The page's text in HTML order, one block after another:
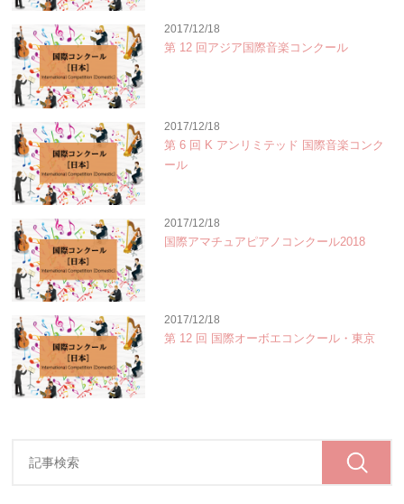
2017/12/18
第 12 回アジア国際音楽コンクール
2017/12/18
第 6 回 K アンリミテッド 国際音楽コンク
ール
2017/12/18
国際アマチュアピアノコンクール2018
2017/12/18
第 12 回 国際オーボエコンクール・東京